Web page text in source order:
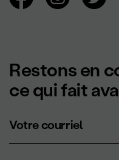
Restons en
ce qui fait
Votre courriel